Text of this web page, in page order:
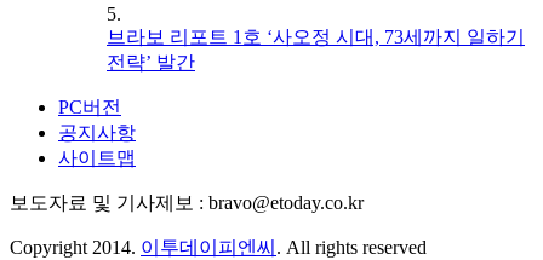
5.
브라보 리포트 1호 ‘사오정 시대, 73세까지 일하기
전략’ 발간
PC버전
공지사항
사이트맵
보도자료 및 기사제보 : bravo@etoday.co.kr
Copyright 2014. 이투데이피엔씨 . All rights reserved